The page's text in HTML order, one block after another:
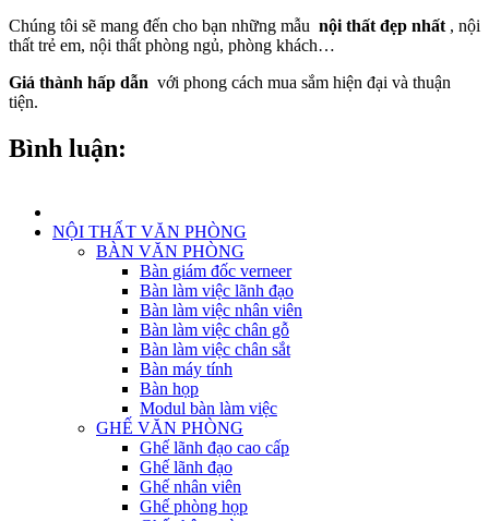
Chúng tôi sẽ mang đến cho bạn những mẫu nội thất đẹp nhất , nội
thất trẻ em, nội thất phòng ngủ, phòng khách…
Giá thành hấp dẫn với phong cách mua sắm hiện đại và thuận
tiện.
Bình luận:
NỘI THẤT VĂN PHÒNG
BÀN VĂN PHÒNG
Bàn giám đốc verneer
Bàn làm việc lãnh đạo
Bàn làm việc nhân viên
Bàn làm việc chân gỗ
Bàn làm việc chân sắt
Bàn máy tính
Bàn họp
Modul bàn làm việc
GHẾ VĂN PHÒNG
Ghế lãnh đạo cao cấp
Ghế lãnh đạo
Ghế nhân viên
Ghế phòng họp